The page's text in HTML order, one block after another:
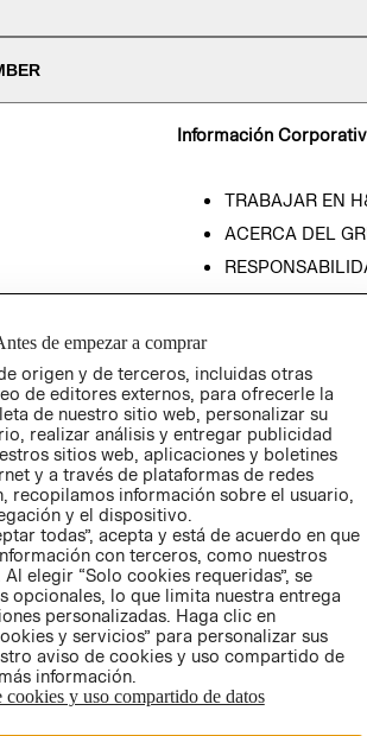
Información
TRABAJAR EN
ACERCA DEL
PRENSA
RELACIÓN CON
POLÍTICA
de empezar a comprar
origen y de terceros, incluidas otras
de editores externos, para ofrecerle la
de nuestro sitio web, personalizar su
realizar análisis y entregar publicidad
sitios web, aplicaciones y boletines
y a través de plataformas de redes
recopilamos información sobre el usuario,
y el dispositivo.
todas”, acepta y está de acuerdo en que
con terceros, como nuestros
elegir “Solo cookies requeridas”, se
opcionales, lo que limita nuestra entrega
personalizadas. Haga clic en
y servicios” para personalizar sus
aviso de cookies y uso compartido de
información.
cookies y uso compartido de datos